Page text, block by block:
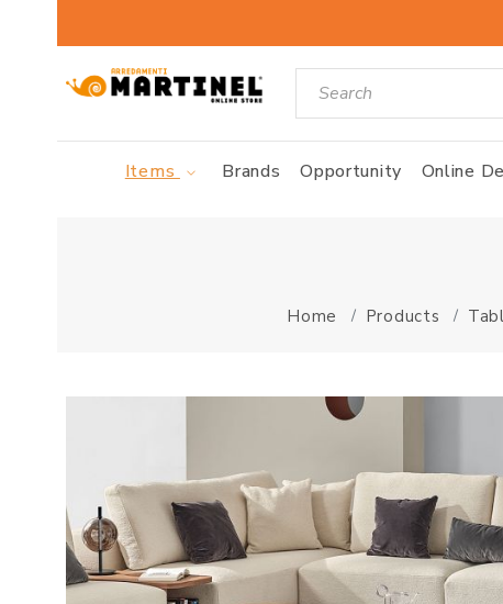
Items Brands Opportunity Online
Home Products